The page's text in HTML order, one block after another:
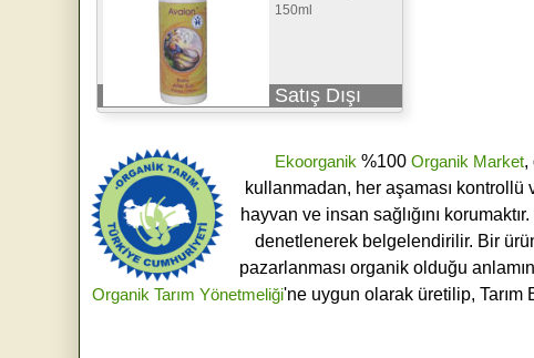
150ml
Satış Dışı
Ekoorganik %100 Organik Market,
kullanmadan, her aşaması kontrollü
hayvan ve insan sağlığını
denetlenerek belgelendirilir. Bir
pazarlanması organik olduğu
Organik Tarım Yönetmeliği'ne uygun olarak üretilip, Tarım